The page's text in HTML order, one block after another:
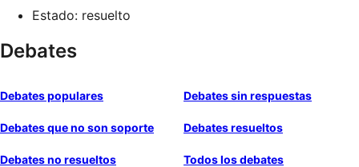
Estado: resuelto
Debates
Debates populares Debates sin respuestas
Debates que no son soporte Debates resueltos
Debates no resueltos Todos los debates